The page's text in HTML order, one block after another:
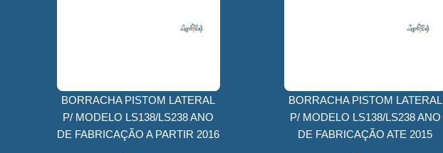
BORRACHA PISTOM LATERAL
P/ MODELO LS138/LS238 ANO
DE FABRICAÇÃO A PARTIR 2016
BORRACHA PISTOM LATERAL
P/ MODELO LS138/LS238 ANO
DE FABRICAÇÃO ATE 2015